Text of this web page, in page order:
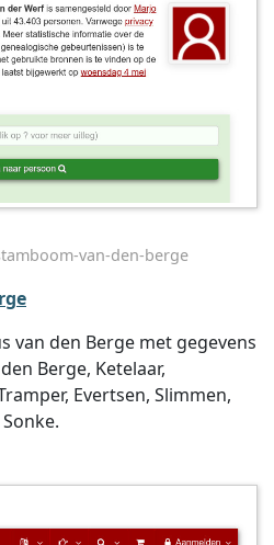
van-den-berge
van den Berge met gegevens
Berge, Ketelaar,
Evertsen, Slimmen,